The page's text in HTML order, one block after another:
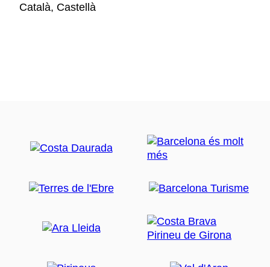
Català, Castellà